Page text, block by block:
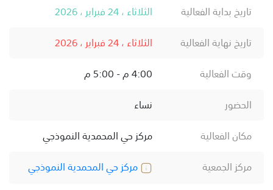
تاريخ بداية الفعالية
الثلاثاء ، 24 فبراير ، 2026
تاريخ نهاية الفعالية
الثلاثاء ، 24 فبراير ، 2026
وقت الفعالية
4:00 م - 5:00 م
الحضور
نساء
مكان الفعالية
مركز حي المحمدية النموذجي
مركز الجمعية
مركز حي المحمدية النموذجي